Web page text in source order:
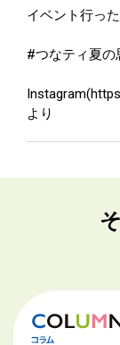
イベント行っ
#つなティ夏の
より